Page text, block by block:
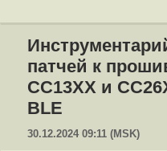
патчей к
CC13XX и
BLE
30.12.2024 09:11 (MSK)